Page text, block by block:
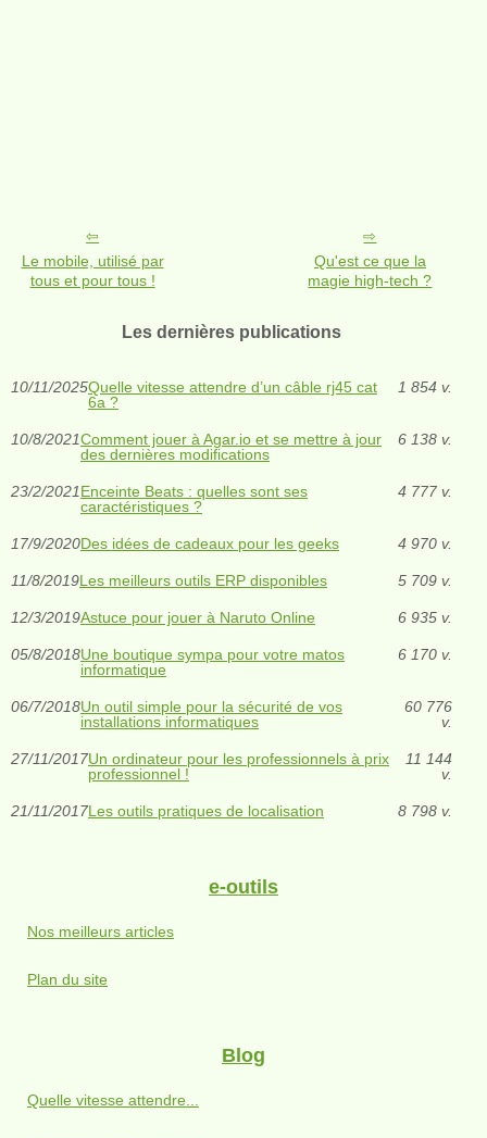
Le mobile, utilisé par
tous et pour tous !
Qu'est ce que la
magie high-tech ?
Les dernières publications
10/11/2025Quelle vitesse attendre d’un câble rj45 cat
6a ?
1 854 v.
10/8/2021Comment jouer à Agar.io et se mettre à jour
des dernières modifications
6 138 v.
23/2/2021Enceinte Beats : quelles sont ses
caractéristiques ?
4 777 v.
17/9/2020Des idées de cadeaux pour les geeks 4 970 v.
11/8/2019Les meilleurs outils ERP disponibles 5 709 v.
12/3/2019Astuce pour jouer à Naruto Online 6 935 v.
05/8/2018Une boutique sympa pour votre matos
informatique
6 170 v.
06/7/2018Un outil simple pour la sécurité de vos
installations informatiques
60 776
v.
27/11/2017Un ordinateur pour les professionnels à prix
professionnel !
11 144
v.
21/11/2017Les outils pratiques de localisation 8 798 v.
e-outils
Nos meilleurs articles
Plan du site
Blog
Quelle vitesse attendre...